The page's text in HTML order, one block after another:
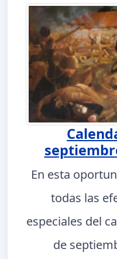
En esta
todas las
especiales del
de